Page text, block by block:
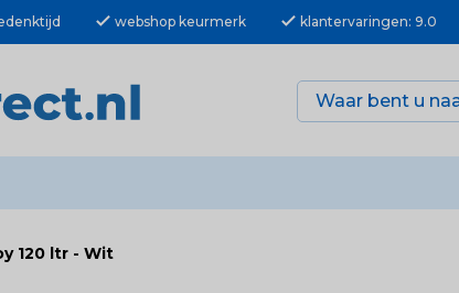
check webshop keurmerk check klantervaringen: 9.0
120 ltr - Wit